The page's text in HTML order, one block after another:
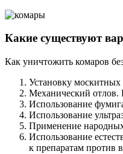
Какие существуют
Как уничтожить комаров
Установку
Механический отлов.
Использование
Использование
Применение народных
Использование
к препаратам против